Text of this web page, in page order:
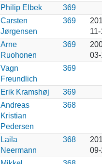
Philip Elbek
369
Carsten
Jørgensen
369
Arne
Ruohonen
369
Vagn
Freundlich
369
Erik Kramshøj
369
Andreas
Kristian
Pedersen
368
Laila
Neermann
368